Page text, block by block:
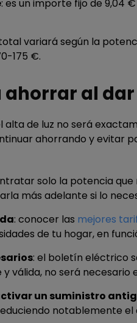
: es un importe fijo de 9,04
variará según la
175 €.
ahorrar al
alta de luz no será
ahorrando y evitar
solo la potencia
más adelante si lo
: conocer las mejores
de tu hogar, en
: el boletín eléctrico
válida, no será necesario
un suministro
notablemente el